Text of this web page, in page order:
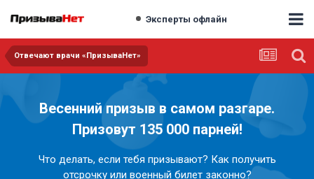
Эксперты офлайн
Отвечают врачи «ПризываНет»
Весенний призыв в самом разгаре.
Призовут 135 000 парней!
Что делать, если тебя призывают? Как получить
отсрочку или военный билет законно?